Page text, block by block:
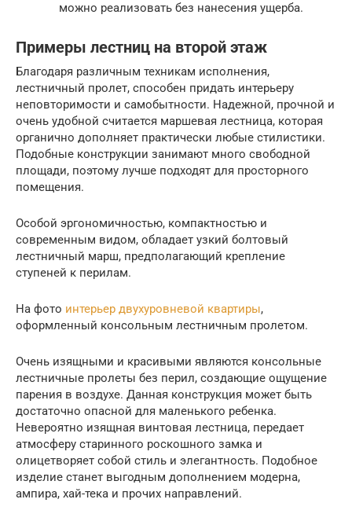
можно реализовать без нанесения ущерба.
Примеры лестниц на второй этаж
Благодаря различным техникам исполнения,
лестничный пролет, способен придать интерьеру
неповторимости и самобытности. Надежной, прочной и
очень удобной считается маршевая лестница, которая
органично дополняет практически любые стилистики.
Подобные конструкции занимают много свободной
площади, поэтому лучше подходят для просторного
помещения.
Особой эргономичностью, компактностью и
современным видом, обладает узкий болтовый
лестничный марш, предполагающий крепление
ступеней к перилам.
На фото интерьер двухуровневой квартиры,
оформленный консольным лестничным пролетом.
Очень изящными и красивыми являются консольные
лестничные пролеты без перил, создающие ощущение
парения в воздухе. Данная конструкция может быть
достаточно опасной для маленького ребенка.
Невероятно изящная винтовая лестница, передает
атмосферу старинного роскошного замка и
олицетворяет собой стиль и элегантность. Подобное
изделие станет выгодным дополнением модерна,
ампира, хай-тека и прочих направлений.